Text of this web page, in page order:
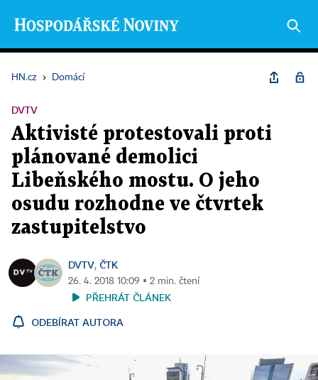
HN.cz › Domácí
DVTV
Aktivisté protestovali proti
plánované demolici
Libeňského mostu. O jeho
osudu rozhodne ve čtvrtek
zastupitelstvo
DVTV, ČTK
26. 4. 2018 10:09 ▪ 2 min. čtení
PŘEHRÁT ČLÁNEK
ODEBÍRAT AUTORA